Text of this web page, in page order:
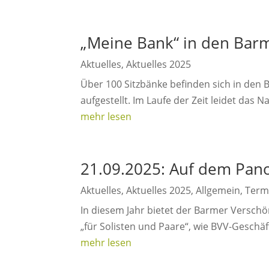
„Meine Bank“ in den
Aktuelles,Aktuelles 2025
Über 100 Sitzbänke befinden sich in
aufgestellt. Im Laufe der Zeit leidet das
mehr lesen
21.09.2025: Auf dem
Aktuelles,Aktuelles 2025,Allgemein,
In diesem Jahr bietet der Barmer
„für Solisten und Paare“, wie BVV-
mehr lesen